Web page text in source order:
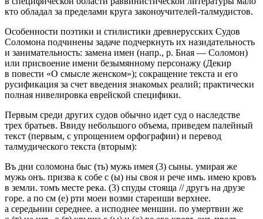
кто обладал за пределами круга законоучителей-талмудистов.
Особенности поэтики и стилистики древнерусских Судов
Соломона подчинены задаче подчеркнуть их назидательность
и занимательность: замена имен (напр., р. Бная — Соломон)
или присвоение имени безымянному персонажу (Декир
в повести «О смысле женском»); сокращение текста и его
русификация за счет введения знакомых реалий; практически
полная нивелировка еврейской специфики.
Первым среди других судов обычно идет суд о наследстве
трех братьев. Ввиду небольшого объема, приведем палейный
текст (первым, с упрощением орфографии) и перевод
талмудического текста (вторым):
Въ дни соломона быс (ть) мужь имея (3) сыны. умирая же
мужь онъ. призва к собе с (ы) ны своя и рече имъ. имею кровъ
в земли. томъ месте река. (3) спуды стояща // другъ на друзе
горе. а по см (е) рти моеи возми стареиши верхнее.
а середьнии середнее. а исподнее меншии. по умертвии же